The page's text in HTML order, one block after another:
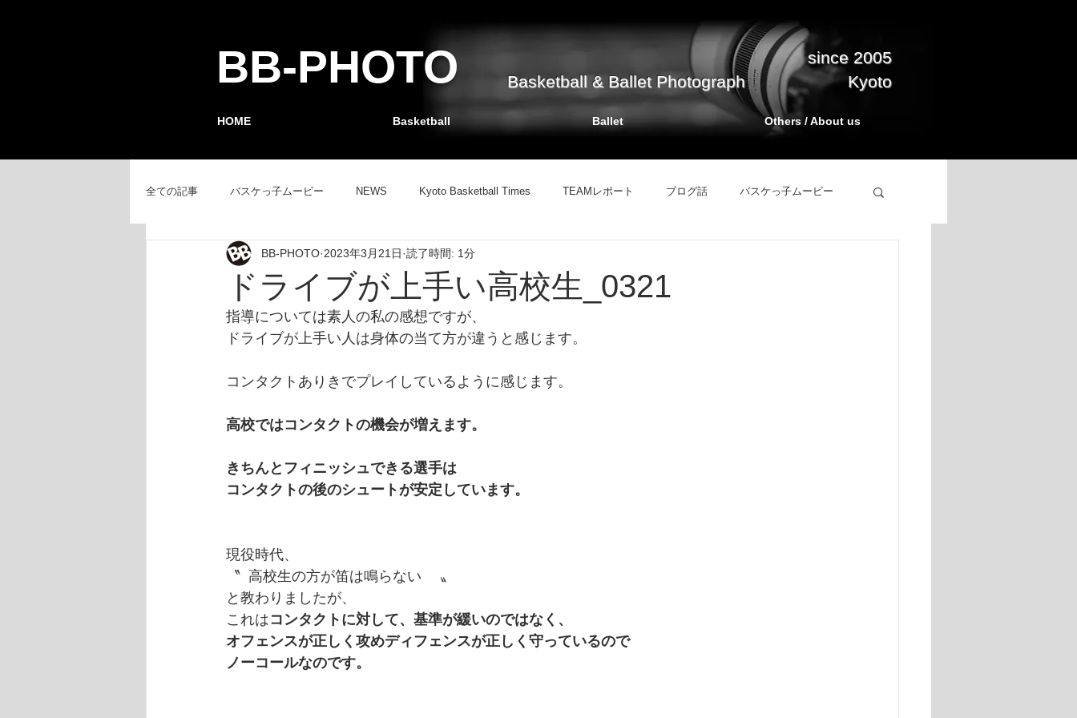
BB-PHOTO since 2005
HOME Basketball Ballet Others / About us
Basketball & Ballet Photograph Kyoto
全ての記事 バスケっ子ムービー NEWS Kyoto Basketball Times TEAMレポート ブログ話 バスケっ子ムービー
チーム紹介 GAMEレポート TEAMレポート バスケット掲示板
ドライブが上手い高校生_0321
BB-PHOTO 2023年3月21日 読了時間: 1分
指導については素人の私の感想ですが、
ドライブが上手い人は身体の当て方が違うと感じます。
コンタクトありきでプレイしているように感じます。
高校ではコンタクトの機会が増えます。
きちんとフィニッシュできる選手は
コンタクトの後のシュートが安定しています。
現役時代、
〝  高校生の方が笛は鳴らない　 〟
と教わりましたが、
これはコンタクトに対して、基準が緩いのではなく、
オフェンスが正しく攻めディフェンスが正しく守っているので
ノーコールなのです。